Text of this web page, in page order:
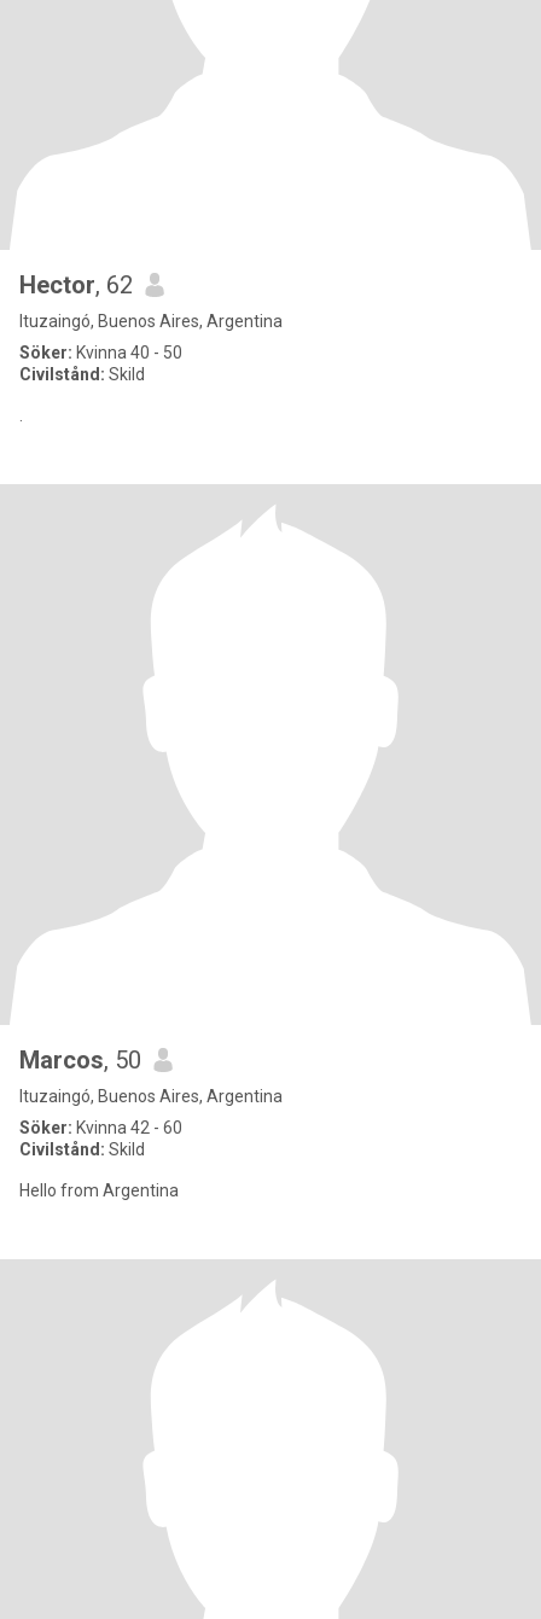
Hector, 62
Ituzaingó, Buenos Aires, Argentina
Söker: Kvinna 40 - 50
Civilstånd: Skild
Marcos, 50
Ituzaingó, Buenos Aires, Argentina
Söker: Kvinna 42 - 60
Civilstånd: Skild
Hello from Argentina